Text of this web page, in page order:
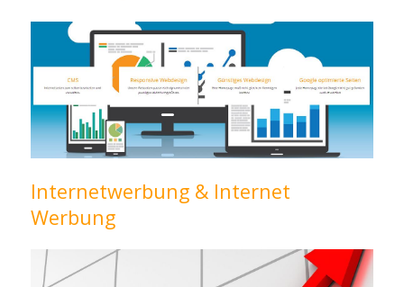
Internetwerbung & Internet
Werbung